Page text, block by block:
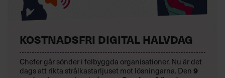
KOSTNADSFRI DIGITAL HALVDAG
Chefer går sönder i felbyggda organisationer. Nu är det
dags att rikta strålkastarljuset mot lösningarna. Den9